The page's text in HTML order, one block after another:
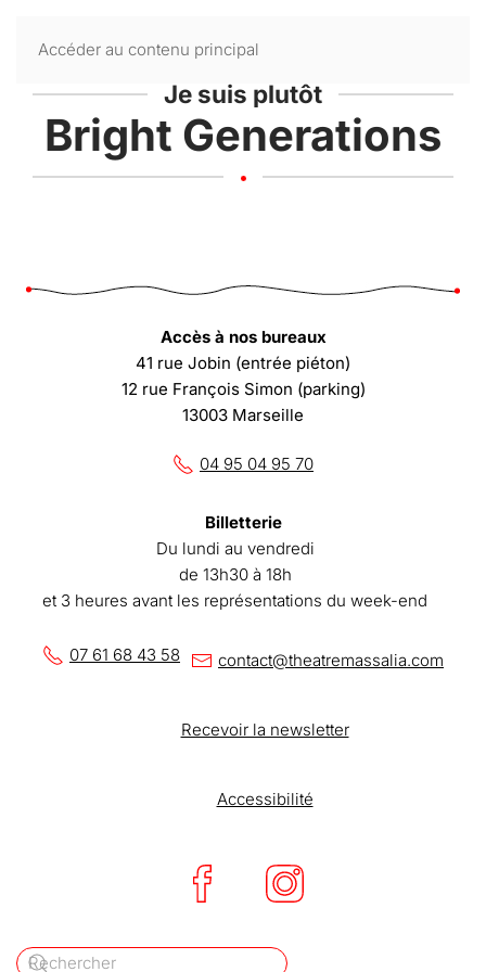
Accéder au contenu principal
Je suis plutôt
Bright Generations
Accès à nos bureaux
41 rue Jobin (entrée piéton)
12 rue François Simon (parking)
13003 Marseille
04 95 04 95 70
Billetterie
Du lundi au vendredi
de 13h30 à 18h
et 3 heures avant les représentations du week-end
07 61 68 43 58 contact@theatremassalia.com
Recevoir la newsletter
Accessibilité